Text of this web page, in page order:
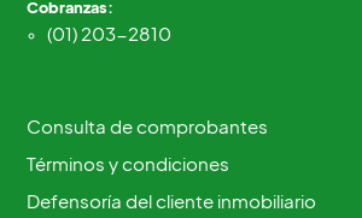
Cobranzas:
(01) 203-2810
Consulta de comprobantes
Términos y condiciones
Defensoría del cliente inmobiliario